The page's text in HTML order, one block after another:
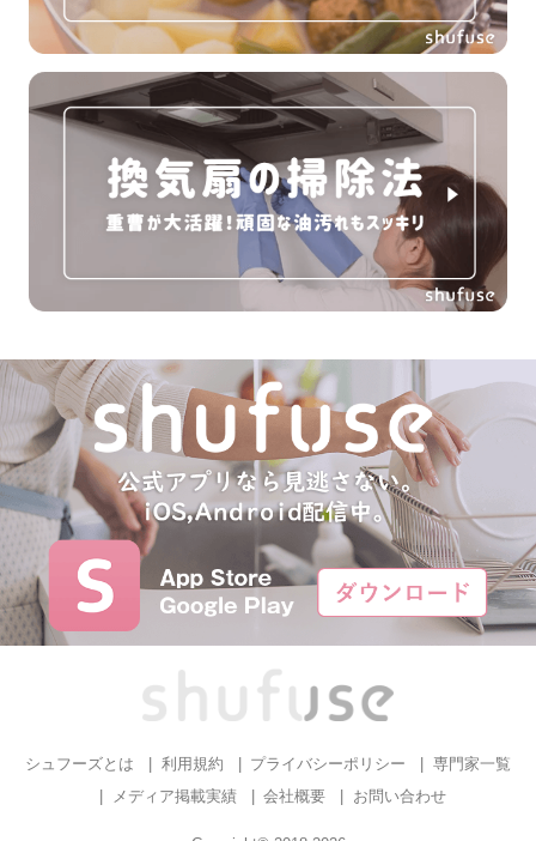
シュフーズとは 利用規約 プライバシーポリシー
専門家一覧
メディア掲載実績
会社概要 お問い合わせ